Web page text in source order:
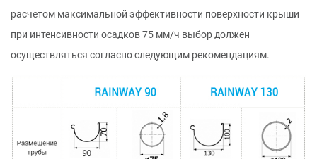
расчетом максимальной эффективности поверхности крыши
при интенсивности осадков 75 мм/ч выбор должен
осуществляться согласно следующим рекомендациям.